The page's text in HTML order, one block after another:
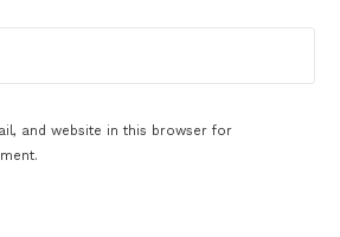
and website in this browser for